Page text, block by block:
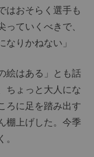
はおそらく選手も
ていくべきで、
りかねない」
絵はある」とも話
ちょっと大人にな
ろに足を踏み出す
棚上げした。今季